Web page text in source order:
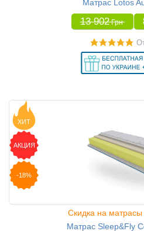
Матрас Lotos
13 902 Грн
ХИТ
АКЦИЯ
-18%
Скидка на
Матрас Sleep&Fly